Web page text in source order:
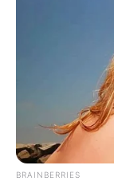
BRAINBERRIES